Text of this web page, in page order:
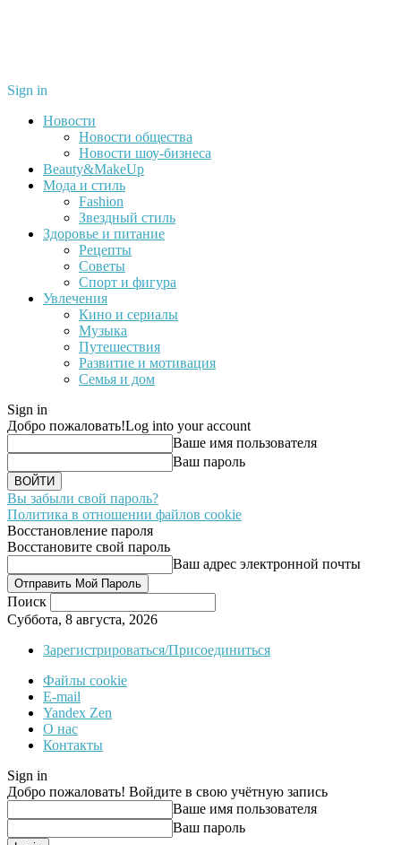
Sign in
Новости
Новости общества
Новости шоу-бизнеса
Beauty&MakeUp
Мода и стиль
Fashion
Звездный стиль
Здоровье и питание
Рецепты
Советы
Спорт и фигура
Увлечения
Кино и сериалы
Музыка
Путешествия
Развитие и мотивация
Семья и дом
Sign in
Добро пожаловать!Log into your account
Ваше имя пользователя
Ваш пароль
Вы забыли свой пароль?
Политика в отношении файлов cookie
Восстановление пароля
Восстановите свой пароль
Ваш адрес электронной почты
Поиск
Суббота, 8 августа, 2026
Зарегистрироваться/Присоединиться
Файлы cookie
E-mail
Yandex Zen
О нас
Контакты
Sign in
Добро пожаловать! Войдите в свою учётную запись
Ваше имя пользователя
Ваш пароль